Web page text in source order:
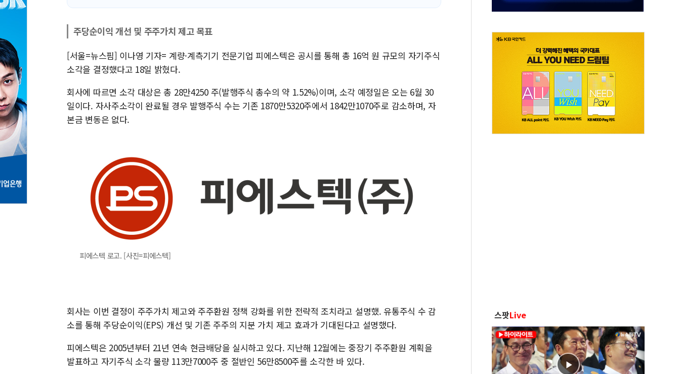
주당순이익 개선 및 주주가치 제고 목표
[서울=뉴스핌] 이나영 기자= 계량·계측기기 전문기업 피에스텍은 공시를 통해 총 16억 원 규모의 자기주식
소각을 결정했다고 18일 밝혔다.
회사에 따르면 소각 대상은 총 28만4250 주(발행주식 총수의 약 1.52%)이며, 소각 예정일은 오는 6월 30
일이다. 자사주소각이 완료될 경우 발행주식 수는 기존 1870만5320주에서 1842만1070주로 감소하며, 자
본금 변동은 없다.
피에스텍 로고. [사진=피에스텍]
회사는 이번 결정이 주주가치 제고와 주주환원 정책 강화를 위한 전략적 조치라고 설명했. 유통주식 수 감
소를 통해 주당순이익(EPS) 개선 및 기존 주주의 지분 가치 제고 효과가 기대된다고 설명했다.
피에스텍은 2005년부터 21년 연속 현금배당을 실시하고 있다. 지난해 12월에는 중장기 주주환원 계획을
발표하고 자기주식 소각 물량 113만7000주 중 절반인 56만8500주를 소각한 바 있다.
스팟Live